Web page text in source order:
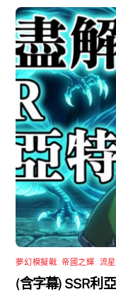
夢幻模擬戰 ,帝國之輝 流
(含字幕) SSR利